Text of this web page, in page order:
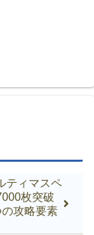
ティマスペ
枚突破
攻略要素